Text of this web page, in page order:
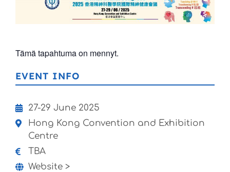
Tämä tapahtuma on mennyt.
EVENT INFO
27-29 June 2025
Hong Kong Convention and Exhibition
Centre
TBA
Website >